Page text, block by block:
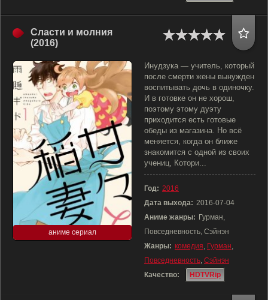
Сласти и молния
(2016)
аниме сериал
Инудзука — учитель, который
после смерти жены вынужден
воспитывать дочь в одиночку.
И в готовке он не хорош,
поэтому этому дуэту
приходится есть готовые
обеды из магазина. Но всё
меняется, когда он ближе
знакомится с одной из своих
учениц, Котори...
Год: 2016
Дата выхода: 2016-07-04
Аниме жанры: Гурман,
Повседневность, Сэйнэн
Жанры: комедия, Гурман,
Повседневность, Сэйнэн
Качество:
HDTVRip